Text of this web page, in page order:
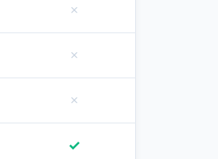
✗
✗
✗
✓